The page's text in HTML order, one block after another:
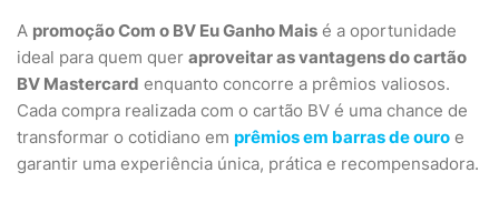
A promoção Com o BV Eu Ganho Mais é a oportunidade
ideal para quem quer aproveitar as vantagens do cartão
BV Mastercard enquanto concorre a prêmios valiosos.
Cada compra realizada com o cartão BV é uma chance de
transformar o cotidiano em prêmios em barras de ouro e
garantir uma experiência única, prática e recompensadora.